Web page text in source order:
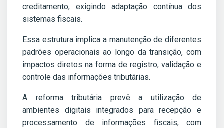
creditamento, exigindo adaptação contínua dos
sistemas fiscais.
Essa estrutura implica a manutenção de diferentes
padrões operacionais ao longo da transição, com
impactos diretos na forma de registro, validação e
controle das informações tributárias.
A reforma tributária prevê a utilização de
ambientes digitais integrados para recepção e
processamento de informações fiscais, com